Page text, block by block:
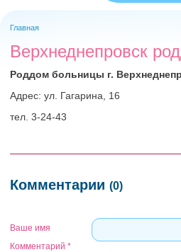
Главная
Верхнеднепровск
Роддом больницы г.
Адрес: ул. Гагарина, 16
тел. 3-24-43
Комментарии (0)
Ваше имя
Комментарий *